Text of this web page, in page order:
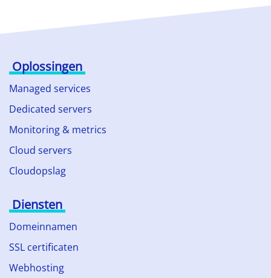
Oplossingen
Managed services
Dedicated servers
Monitoring & metrics
Cloud servers
Cloudopslag
Diensten
Domeinnamen
SSL certificaten
Webhosting